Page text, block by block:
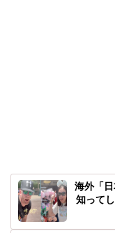
海外「
知って